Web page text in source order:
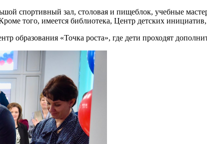
спортивный зал, столовая и пищеблок, учебные
того, имеется библиотека, Центр детских
образования «Точка роста», где дети проходят